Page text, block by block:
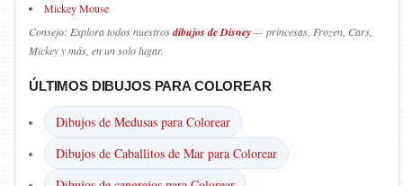
Mickey Mouse
Consejo: Explora todos nuestrosdibujos de Disney— princesas, Frozen, Cars,
Mickey y más, en un solo lugar.
ÚLTIMOS DIBUJOS PARA COLOREAR
Dibujos de Medusas para Colorear
Dibujos de Caballitos de Mar para Colorear